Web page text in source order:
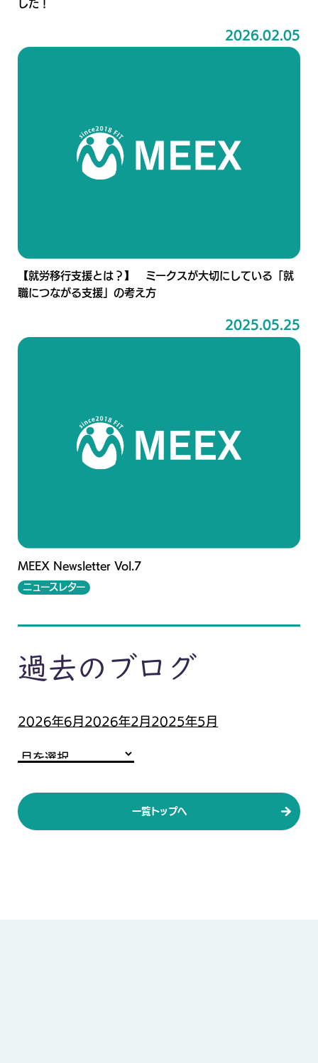
した！
2026.02.05
【就労移行支援とは？】 ミークスが大切にしている「就
職につながる支援」の考え方
2025.05.25
MEEX Newsletter Vol.7
ニュースレター
過去のブログ
2026年6月 2026年2月 2025年5月
一覧トップへ